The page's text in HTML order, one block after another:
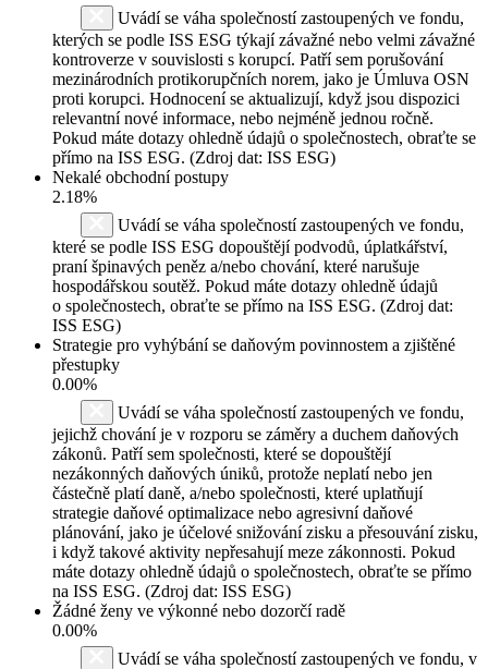
Uvádí se váha společností zastoupených ve fondu,
kterých se podle ISS ESG týkají závažné nebo velmi závažné
kontroverze v souvislosti s korupcí. Patří sem porušování
mezinárodních protikorupčních norem, jako je Úmluva OSN
proti korupci. Hodnocení se aktualizují, když jsou dispozici
relevantní nové informace, nebo nejméně jednou ročně.
Pokud máte dotazy ohledně údajů o společnostech, obraťte se
přímo na ISS ESG. (Zdroj dat: ISS ESG)
Nekalé obchodní postupy
2.18%
Uvádí se váha společností zastoupených ve fondu,
které se podle ISS ESG dopouštějí podvodů, úplatkářství,
praní špinavých peněz a/nebo chování, které narušuje
hospodářskou soutěž. Pokud máte dotazy ohledně údajů
o společnostech, obraťte se přímo na ISS ESG. (Zdroj dat:
ISS ESG)
Strategie pro vyhýbání se daňovým povinnostem a zjištěné
přestupky
0.00%
Uvádí se váha společností zastoupených ve fondu,
jejichž chování je v rozporu se záměry a duchem daňových
zákonů. Patří sem společnosti, které se dopouštějí
nezákonných daňových úniků, protože neplatí nebo jen
částečně platí daně, a/nebo společnosti, které uplatňují
strategie daňové optimalizace nebo agresivní daňové
plánování, jako je účelové snižování zisku a přesouvání zisku,
i když takové aktivity nepřesahují meze zákonnosti. Pokud
máte dotazy ohledně údajů o společnostech, obraťte se přímo
na ISS ESG. (Zdroj dat: ISS ESG)
Žádné ženy ve výkonné nebo dozorčí radě
0.00%
Uvádí se váha společností zastoupených ve fondu, v